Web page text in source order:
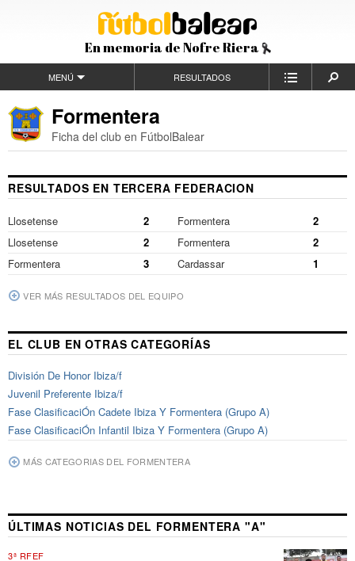
En memoria de Nofre Riera
MENÚ RESULTADOS
Formentera
Ficha del club en FútbolBalear
RESULTADOS EN TERCERA FEDERACION
Llosetense 2 Formentera
2
Llosetense
2 Formentera
2
Formentera
3 Cardassar 1
VER MÁS RESULTADOS DEL EQUIPO
EL CLUB EN OTRAS CATEGORÍAS
División De Honor Ibiza/f
Juvenil Preferente Ibiza/f
Fase ClasificaciÓn Cadete Ibiza Y Formentera (Grupo A)
Fase ClasificaciÓn Infantil Ibiza Y Formentera (Grupo A)
MÁS CATEGORIAS DEL FORMENTERA
ÚLTIMAS NOTICIAS DEL FORMENTERA "A"
3ª RFEF